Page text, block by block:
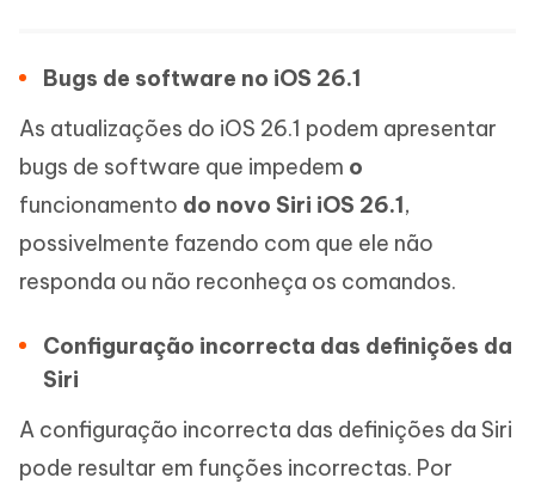
Bugs de software no iOS 26.1
As atualizações do iOS 26.1 podem apresentar
bugs de software que impedem o
funcionamento do novo Siri iOS 26.1,
possivelmente fazendo com que ele não
responda ou não reconheça os comandos.
Configuração incorrecta das definições da
Siri
A configuração incorrecta das definições da Siri
pode resultar em funções incorrectas. Por